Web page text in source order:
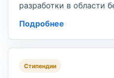
разработки в области
Подробнее
Стипендии